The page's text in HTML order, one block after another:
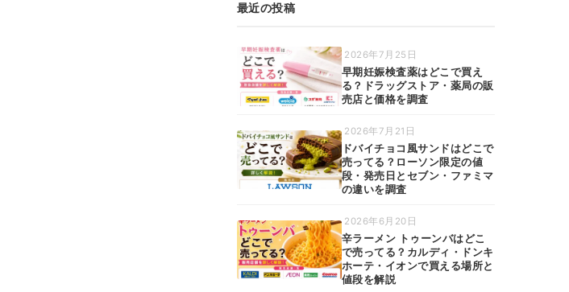
最近の投稿
2026年7月25日
早期妊娠検査薬はどこで買え
る？ドラッグストア・薬局の販
売店と価格を調査
2026年7月21日
ドバイチョコ風サンドはどこで
売ってる？ローソン限定の値
段・発売日とセブン・ファミマ
の違いを調査
2026年6月20日
辛ラーメン トゥーンバはどこ
で売ってる？カルディ・ドンキ
ホーテ・イオンで買える場所と
値段を解説